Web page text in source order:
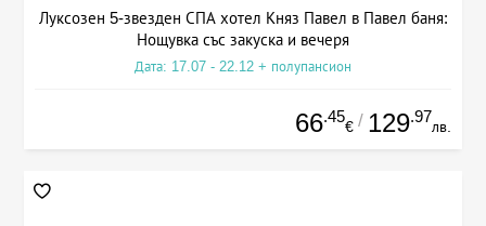
Луксозен 5-звезден СПА хотел Княз Павел в Павел баня:
Нощувка със закуска и вечеря
Дата: 17.07 - 22.12 + полупансион
66.45
€ / 129.97
лв.